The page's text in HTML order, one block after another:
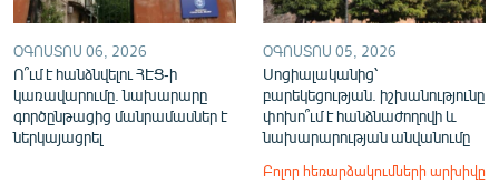
ՕԳՈՍՏՈՍ 06, 2026
Ո՞ւմ է հանձնվելու ՀԷՑ-ի
կառավարումը. նախարարը
գործընթացից մանրամասներ է
ներկայացրել
ՕԳՈՍՏՈՍ 05, 2026
Սոցիալականից՝
բարեկեցության. իշխանությունը
փոխո՞ւմ է հանձնաժողովի և
նախարարության անվանումը
Բոլոր հեռարձակումների արխիվը